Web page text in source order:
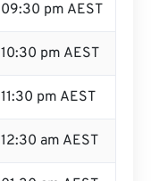
09:30 pm AEST
10:30 pm AEST
11:30 pm AEST
12:30 am AEST